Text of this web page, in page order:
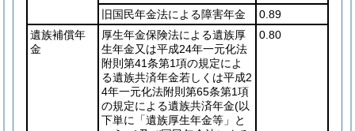
旧国民年金法による障害年金
0.89
遺族補償年
金
厚生年金保険法による遺族厚
生年金又は平成24年一元化法
附則第41条第1項の規定によ
る遺族共済年金若しくは平成2
4年一元化法附則第65条第1項
の規定による遺族共済年金(以
下単に「遺族厚生年金等」と
0.80